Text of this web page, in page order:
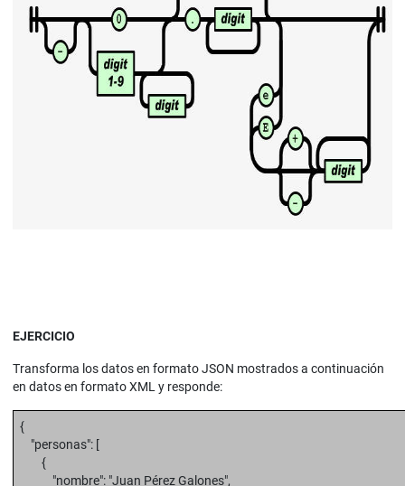
EJERCICIO
Transforma los datos en formato JSON mostrados a continuación
en datos en formato XML y responde:
{
"personas": [
{
"nombre": "Juan Pérez Galones",